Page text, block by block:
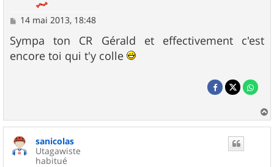
M
s
s
a
14 mai 2013, 18:48
Sympa ton CR Gérald et effectivement c'est
encore toi qui t'y colle
a
sanicolas
Utagawiste
habitué